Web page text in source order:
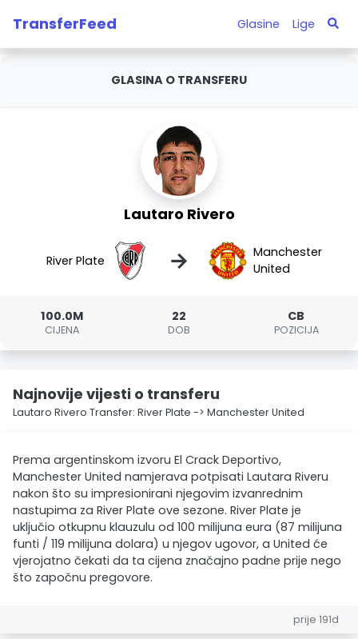
TransferFeed Glasine Lige
GLASINA O TRANSFERU
Lautaro Rivero
River Plate →
Manchester
United
100.0M
CIJENA
22
DOB
CB
POZICIJA
Najnovije vijesti o transferu
Lautaro Rivero Transfer: River Plate -> Manchester United
Prema argentinskom izvoru El Crack Deportivo,
Manchester United namjerava potpisati Lautara Riveru
nakon što su impresionirani njegovim izvanrednim
nastupima za River Plate ove sezone. River Plate je
uključio otkupnu klauzulu od 100 milijuna eura (87 milijuna
funti / 119 milijuna dolara) u njegov ugovor, a United će
vjerojatno čekati da ta cijena značajno padne prije nego
što započnu pregovore.
prije 191d